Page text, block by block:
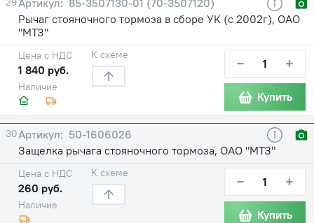
Рычаг стояночного тормоза в сборе УК (с 2002г), ОАО
"МТЗ"
Наличие
Цена с НДС
1 840 руб.
К схеме − +
Купить
30
50-1606026
Защелка рычага стояночного тормоза, ОАО "МТЗ"
Наличие
Цена с НДС
260 руб.
К схеме − +
Купить